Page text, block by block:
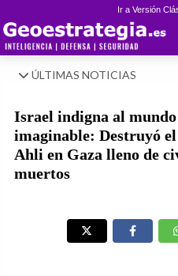
Ir a Versión
ÚLTIMAS NOTICIAS
Israel indigna al
imaginable: Destruyó
Ahli en Gaza lleno de
muertos